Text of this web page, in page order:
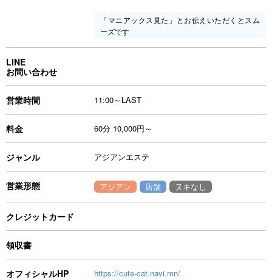
「マニアックス見た」とお伝えいただくとスム
ーズです
LINE
お問い合わせ
営業時間 11:00～LAST
料金 60分 10,000円～
ジャンル アジアンエステ
営業形態 アジアン 店舗 ヌキなし
クレジットカード
領収書
オフィシャルHP https://cute-cat.navi.mn/